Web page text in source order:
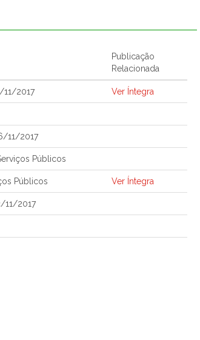
Publicação
Relacionada
11/2017 Ver Íntegra
11/2017
Públicos
Públicos Ver Íntegra
11/2017